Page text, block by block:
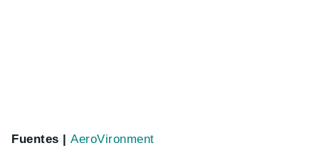
Fuentes |AeroVironment